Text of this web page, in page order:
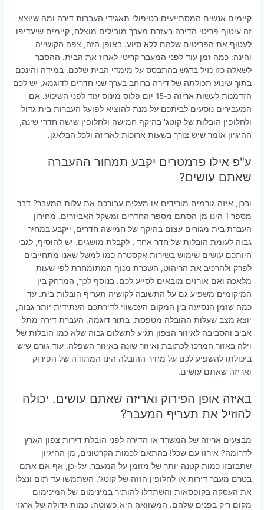
קיימים אנשים המסתייעים בטיפולי תאגידי העברות דירה ומה שיוצא
זה עיטוף פריטי הדירה בעזרת מערך מובילים מוצלח, קיימים שיעדיפו
לעטוף את הפריטים שלהם ללא סיוע. באופן הזה, צפה הקושייה
והינה: כמה זמן עוד לפני המעבר קריטי לארוז את הבית. ההסבר
לשאלה כזו נזיל בדגש בהתבסס על מימדי הבית שלכם. במידה והינכם
בתוך שינוע תכולתה של דירה ברוחב בערך שני חדרים לדוגמא, יש לכם
הזדמנות לעשות אריזה כ-15 יום פלוס מינוס עוד לפני השינוע. אם
המעבירים נוסעים לביתכם על מנת להוציא לפועל העברות בית גדול
ולחלופין הובלות של קוטג' בהיקף חמישה ולחלופין שישה חדרי שינה,
ההיגיון אומר שיש צורך בשעות ארוכות לאריזה ולכל הבלאגן.
ע"פ אילו פרמטרים יקבע תמחור ההעברה
שאתם עושים?
ובכן, איזה גורמים מורידים או מעלים עבורכם את עלות המעבר? דבר
מספר 1 הינו מן הסתם מספר החדרים ומשקל האביזרים. מחירון
העברת בית מגורים עצום בהיקף של חמישה חדרים, ייקבע במחיר
גבוה לעומת הובלות של חדר אחד , לקבלת מושגים. יש להוסיף, לגבי
היותכם עושים שימוש בשירות אקסטרה כמו למשל שאנו מתחייבים
לפרק ולהרכיב את הריהוט, השכרת מנוף המתומחרת לפי שעות
מלאכה ואם אורזים מובאים לסייע לכם. בנוסף לכך, המרחק בין
המיקומים משפיע גם על התשובה לקושיה תעריף הובלות בית. עד
כמה שזמן הנסיעה בין המקום העכשווי לדירתכם העתידית יותר גבוה,
יוצא מצב שעלות ההובלה מטפסת. בתור דוגמה, העברת דירה מתל
אביב והסביבה לאיזור הצפון תגיע לתשלום גבוה שלא כמו הובלות של
וילה באזור המרכז לכתובת ואיזור שונה באיזור השפלה. עוד גורם שיש
ביכולתו להשפיע לכם על מחיר ההובלה הינו המתודה של הפירוק
ואריזה שאתם עושים.
באיזה אופן הפירוק ואריזה שאתם עושים. יכולה
להוזיל את תעריף המעבר?
מבצעים אריזה של המשרד או הדירה לפני הובלת דירות צפון הארץ
לדרומה? אירזו עם שכל! בהתאם לכמות הקרטונים, מן ההיגיון
שתבזבזו כמות קטנה יותר של מזומן על המעבר. על-כן, אף אם אתם
בטרם מעבר דירות או לחלופין הזזה של קוטג’, השתמשו עד תום ונצלו
את העסקה בקופסאות והשתדלו להותיר במינימום של המינימום
מקום ריק בפנים שלהם. המשוואה היא פשוטה: כמות גדולה של ארגזי